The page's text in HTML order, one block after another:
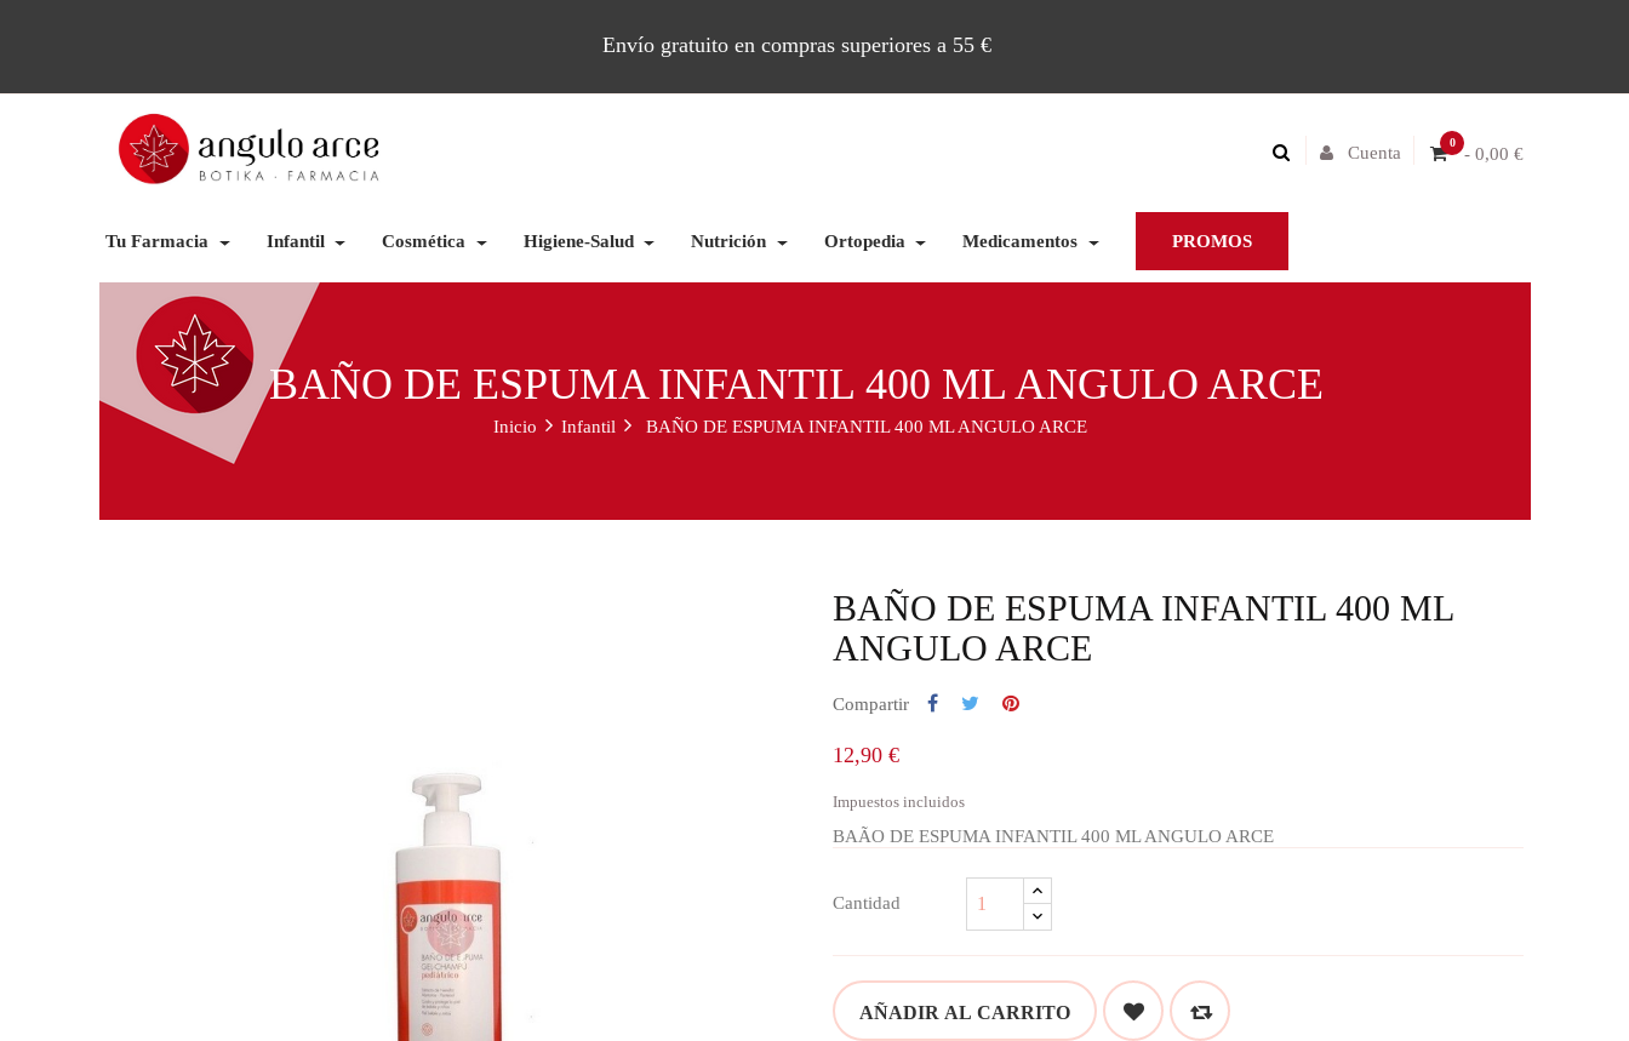
Envío gratuito en compras superiores a 55 €
0
- 0,00 €
Cuenta
Tu Farmacia Infantil Cosmética Higiene-Salud Nutrición Ortopedia Medicamentos PROMOS
BAÑO DE ESPUMA INFANTIL 400 ML ANGULO ARCE
Inicio Infantil BAÑO DE ESPUMA INFANTIL 400 ML ANGULO ARCE
BAÑO DE ESPUMA INFANTIL 400 ML
ANGULO ARCE
Compartir
12,90 €
Impuestos incluidos
BAÃO DE ESPUMA INFANTIL 400 ML ANGULO ARCE
Cantidad
AÑADIR AL CARRITO